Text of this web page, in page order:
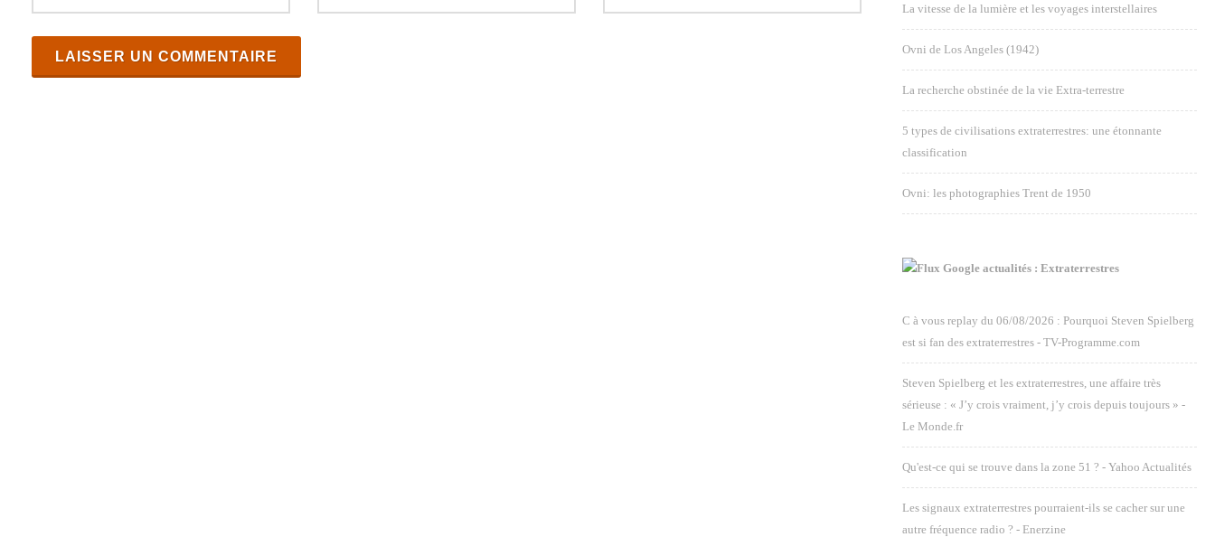
La vitesse de la lumière et les voyages interstellaires
Ovni de Los Angeles (1942)
La recherche obstinée de la vie Extra-terrestre
5 types de civilisations extraterrestres: une étonnante
classification
Ovni: les photographies Trent de 1950
Google actualités : Extraterrestres
C à vous replay du 06/08/2026 : Pourquoi Steven Spielberg
est si fan des extraterrestres - TV-Programme.com
Steven Spielberg et les extraterrestres, une affaire très
sérieuse : « J’y crois vraiment, j’y crois depuis toujours » -
Le Monde.fr
Qu'est-ce qui se trouve dans la zone 51 ? - Yahoo Actualités
Les signaux extraterrestres pourraient-ils se cacher sur une
autre fréquence radio ? - Enerzine